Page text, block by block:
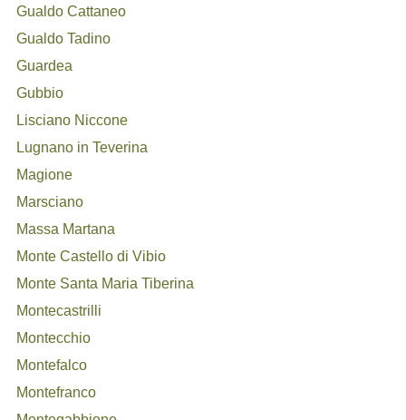
Gualdo Cattaneo
Gualdo Tadino
Guardea
Gubbio
Lisciano Niccone
Lugnano in Teverina
Magione
Marsciano
Massa Martana
Monte Castello di Vibio
Monte Santa Maria Tiberina
Montecastrilli
Montecchio
Montefalco
Montefranco